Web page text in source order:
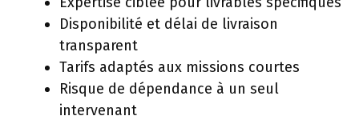
Disponibilité et délai de livraison
transparent
Tarifs adaptés aux missions courtes
Risque de dépendance à un seul
intervenant